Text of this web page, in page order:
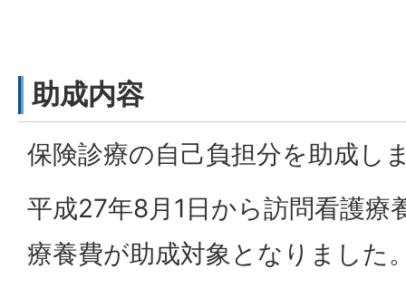
助成内容
保険診療の自己負担分を助成し
平成27年8月1日から訪問看護療
療養費が助成対象となりました